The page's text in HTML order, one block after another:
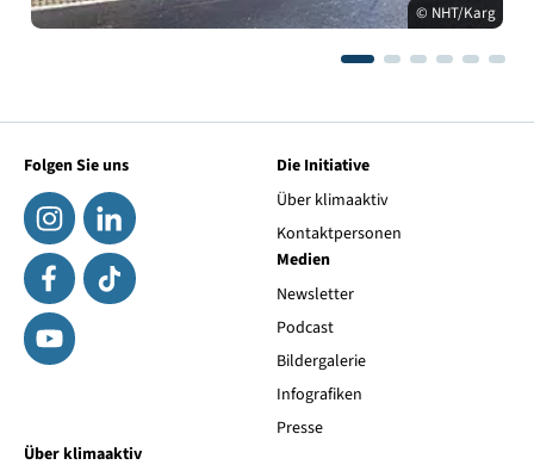
© NHT/Karg
Folgen Sie uns
Die Initiative
Über klimaaktiv
Kontaktpersonen
Medien
Newsletter
Podcast
Bildergalerie
Infografiken
Presse
Über klimaaktiv